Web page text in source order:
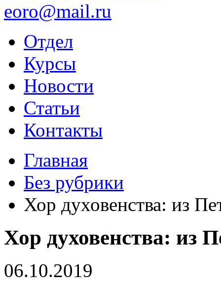
eoro@mail.ru
Отдел
Курсы
Новости
Статьи
Контакты
Главная
Без рубрики
Хор духовенства: из
Хор духовенства: из
06.10.2019